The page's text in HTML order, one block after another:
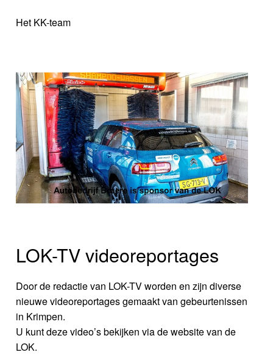
Het KK-team
LOK-TV videoreportages
Door de redactie van LOK-TV worden en zijn diverse
nieuwe videoreportages gemaakt van gebeurtenissen
in Krimpen.
U kunt deze video’s bekijken via de website van de
LOK.